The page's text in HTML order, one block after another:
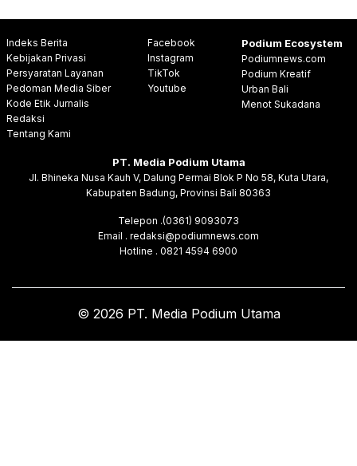
Indeks Berita
Kebijakan Privasi
Persyaratan Layanan
Pedoman Media Siber
Kode Etik Jurnalis
Redaksi
Tentang Kami
Facebook
Instagram
TikTok
Youtube
Podium Ecosystem
Podiumnews.com
Podium Kreatif
Urban Bali
Menot Sukadana
PT. Media Podium Utama
Jl. Bhineka Nusa Kauh V, Dalung Permai Blok P No 58, Kuta Utara,
Kabupaten Badung, Provinsi Bali 80363
Telepon .(0361) 9093073
Email . redaksi@podiumnews.com
Hotline . 0821 4594 6900
© 2026 PT. Media Podium Utama